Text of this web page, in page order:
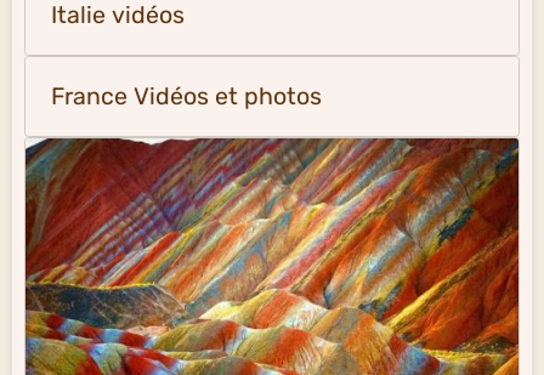
Italie vidéos
France Vidéos et photos